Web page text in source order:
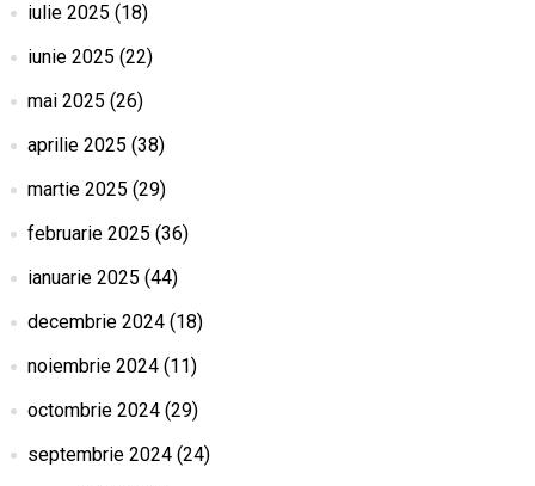
iulie 2025 (18)
iunie 2025 (22)
mai 2025 (26)
aprilie 2025 (38)
martie 2025 (29)
februarie 2025 (36)
ianuarie 2025 (44)
decembrie 2024(18)
noiembrie 2024(11)
octombrie 2024(29)
septembrie 2024(24)